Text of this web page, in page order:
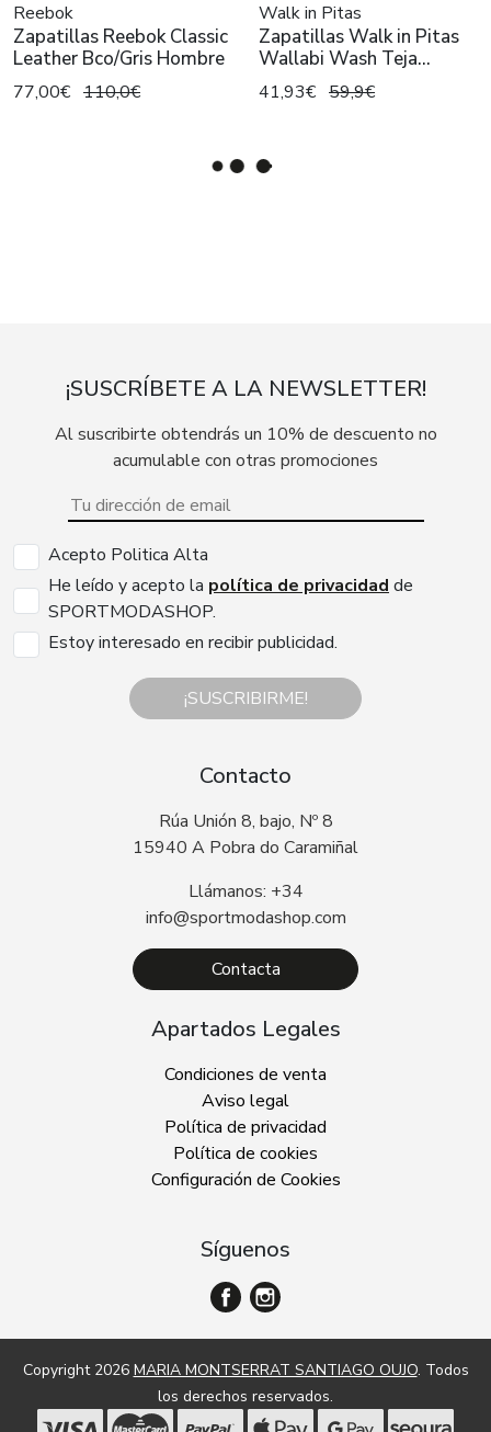
Reebok
Zapatillas Reebok Classic
Leather Bco/Gris Hombre
77,00€ 110,0€
Walk in Pitas
Zapatillas Walk in Pitas
Wallabi Wash Teja
Hombre
41,93€ 59,9€
¡SUSCRÍBETE A LA NEWSLETTER!
Al suscribirte obtendrás un 10% de descuento no
acumulable con otras promociones
Acepto Politica Alta
He leído y acepto la política de privacidad de
SPORTMODASHOP.
Estoy interesado en recibir publicidad.
¡SUSCRIBIRME!
Contacto
Rúa Unión 8, bajo, Nº 8
15940 A Pobra do Caramiñal
Llámanos: +34
info@sportmodashop.com
Contacta
Apartados Legales
Condiciones de venta
Aviso legal
Política de privacidad
Política de cookies
Configuración de Cookies
Síguenos
Copyright 2026 MARIA MONTSERRAT SANTIAGO OUJO. Todos
los derechos reservados.